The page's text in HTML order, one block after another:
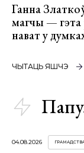
Ганна
магчы — гэта
нават у
ЧЫТАЦЬ ЯШЧЭ
04.08.2026